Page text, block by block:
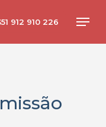
912 910 226 Menu